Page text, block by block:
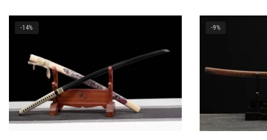
-14% -9%